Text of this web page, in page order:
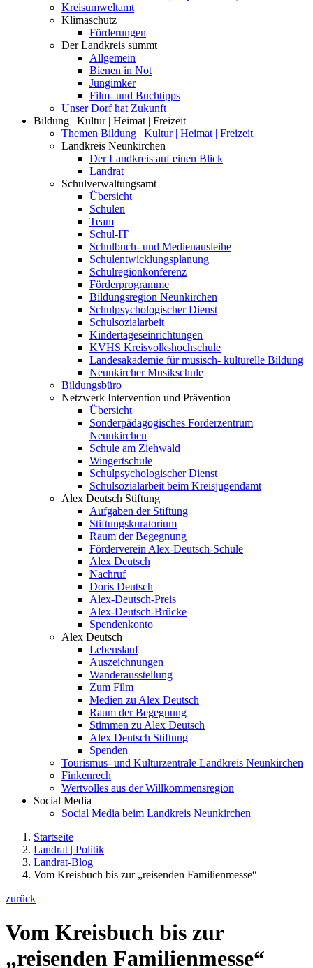
Kreisumweltamt
Klimaschutz
Förderungen
Der Landkreis summt
Allgemein
Bienen in Not
Jungimker
Film- und Buchtipps
Unser Dorf hat Zukunft
Bildung | Kultur | Heimat | Freizeit
Themen Bildung | Kultur | Heimat | Freizeit
Landkreis Neunkirchen
Der Landkreis auf einen Blick
Landrat
Schulverwaltungsamt
Übersicht
Schulen
Team
Schul-IT
Schulbuch- und Medienausleihe
Schulentwicklungsplanung
Schulregionkonferenz
Förderprogramme
Bildungsregion Neunkirchen
Schulpsychologischer Dienst
Schulsozialarbeit
Kindertageseinrichtungen
KVHS Kreisvolkshochschule
Landesakademie für musisch- kulturelle Bildung
Neunkircher Musikschule
Bildungsbüro
Netzwerk Intervention und Prävention
Übersicht
Sonderpädagogisches Förderzentrum
Neunkirchen
Schule am Ziehwald
Wingertschule
Schulpsychologischer Dienst
Schulsozialarbeit beim Kreisjugendamt
Alex Deutsch Stiftung
Aufgaben der Stiftung
Stiftungskuratorium
Raum der Begegnung
Förderverein Alex-Deutsch-Schule
Alex Deutsch
Nachruf
Doris Deutsch
Alex-Deutsch-Preis
Alex-Deutsch-Brücke
Spendenkonto
Alex Deutsch
Lebenslauf
Auszeichnungen
Wanderausstellung
Zum Film
Medien zu Alex Deutsch
Raum der Begegnung
Stimmen zu Alex Deutsch
Alex Deutsch Stiftung
Spenden
Tourismus- und Kulturzentrale Landkreis Neunkirchen
Finkenrech
Wertvolles aus der Willkommensregion
Social Media
Social Media beim Landkreis Neunkirchen
Startseite
Landrat | Politik
Landrat-Blog
Vom Kreisbuch bis zur „reisenden Familienmesse“
zurück
Vom Kreisbuch bis zur
„reisenden Familienmesse“